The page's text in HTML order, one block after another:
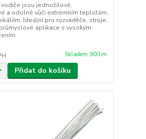
vodiče jsou jednožilové,
a odolné vůči extrémním teplotám,
Ideální pro rozvaděče, stroje,
aplikace s vysokým
Skladem 900 m
Přidat do košíku